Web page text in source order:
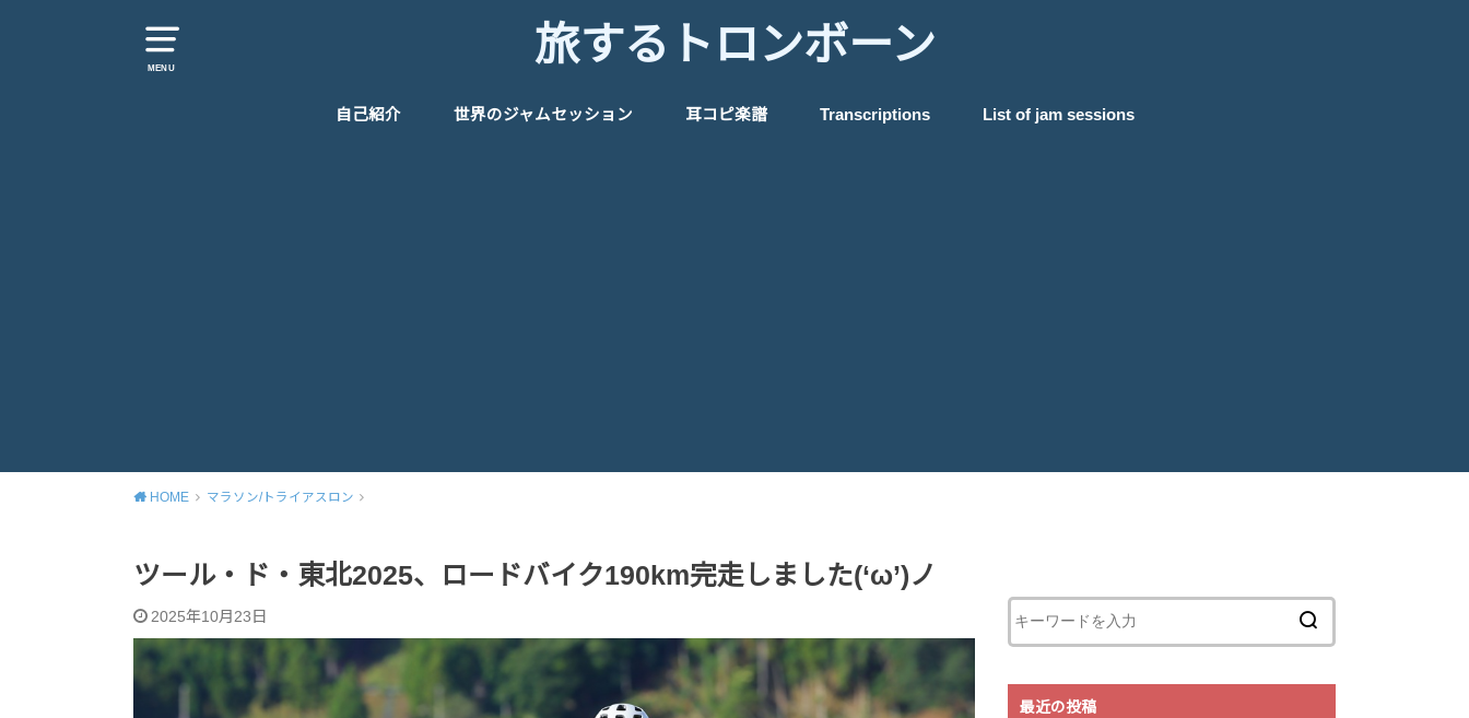
MENU 旅するトロンボーン
自己紹介 世界のジャムセッション 耳コピ楽譜 Transcriptions List of jam sessions
HOME マラソン/トライアスロン
ツール・ド・東北2025、ロードバイク190km完走しました(‘ω’)ノ
2025年10月23日
最近の投稿